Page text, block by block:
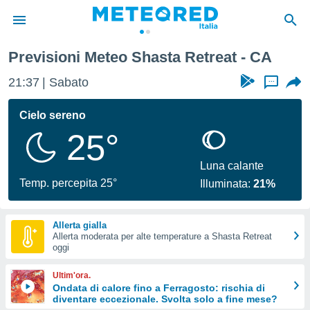
di
per
le
di
Web
le
Previsioni Meteo Shasta Retreat - CA
21:37 Sabato ...
Cielo sereno
25°
Temp. percepita 25°
Luna calante
Illuminata:21%
Allerta gialla
Allerta moderata per alte temperature a Shasta Retreat
oggi
Ultim'ora.
Ondata di calore fino a Ferragosto: rischia di
diventare eccezionale. Svolta solo a fine mese?